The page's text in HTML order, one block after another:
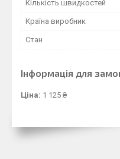
Кількість швидкостей
Країна виробник
Стан
Інформація для
Ціна: 1 125 ₴